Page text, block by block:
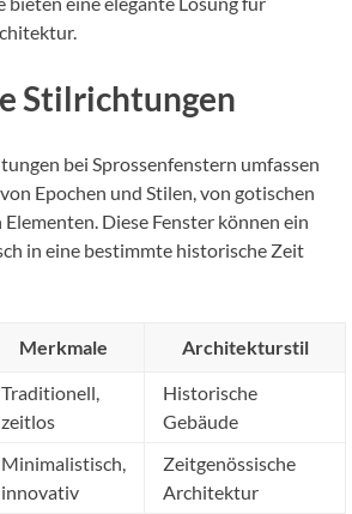
Stilrichtungen
bei Sprossenfenstern umfassen
Epochen und Stilen, von gotischen
Diese Fenster können ein
in eine bestimmte historische Zeit
Merkmale Architekturstil
Traditionell,
zeitlos
Historische
Gebäude
Minimalistisch,
innovativ
Zeitgenössische
Architektur